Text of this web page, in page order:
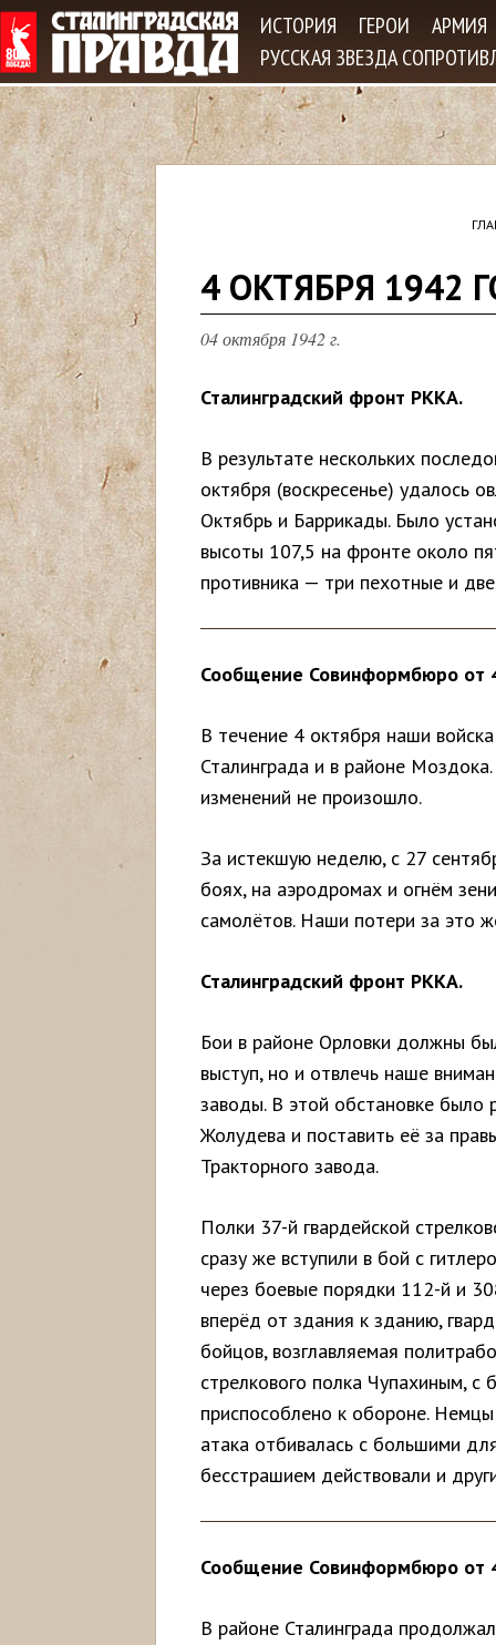
ИСТОРИЯ ГЕРОИ
АРМИЯ
РУССКАЯ ЗВЕЗДА
ы
е
с
ь
4 ОКТЯБРЯ 1942
04 октября 1942 г.
Сталинградский фронт РККА.
В результате нескольких
октября (воскресенье) удалось
Октябрь и Баррикады. Было
высоты 107,5 на фронте около
противника — три пехотные и
Сообщение Совинформбюро от
В течение 4 октября наши
Сталинграда и в районе
изменений не произошло.
За истекшую неделю, с 27
боях, на аэродромах и огнём
самолётов. Наши потери за это
Сталинградский фронт РККА.
Бои в районе Орловки должны
выступ, но и отвлечь наше
заводы. В этой обстановке было
Жолудева и поставить её за
Тракторного завода.
Полки 37-й гвардейской
сразу же вступили в бой с
через боевые порядки 112-й и
вперёд от здания к зданию,
бойцов, возглавляемая
стрелкового полка Чупахиным,
приспособлено к обороне.
атака отбивалась с большими
бесстрашием действовали и
Сообщение Совинформбюро от
В районе Сталинграда